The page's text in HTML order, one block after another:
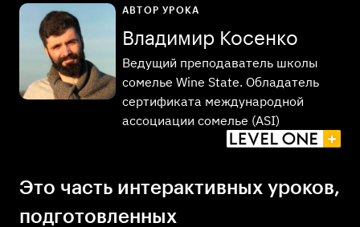
Это часть интерактивных уроков,
подготовленных
АВТОР УРОКА
Владимир Косенко
Ведущий преподаватель школы
сомелье Wine State. Обладатель
сертификата международной
ассоциации сомелье (ASI)